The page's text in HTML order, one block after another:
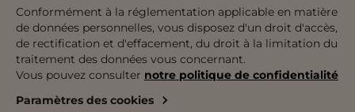
Jardin & Extérieur
Revêtement sol & mur
Équipement & Outil
Financement
Le paiement en plusieurs fois
Engagements pour tous
Développement durable
Recrutement
Devenez franchisé
Inspiration & Tendances
Préparer mon projet
Expertises & Tutoriels
Outils de configuration
Conformément à la réglementation applicable en matière
de données personnelles, vous disposez d'un droit d'accès,
de rectification et d'effacement, du droit à la limitation du
traitement des données vous concernant.
Vous pouvez consulter notre politique de confidentialité
Paramètres des cookies